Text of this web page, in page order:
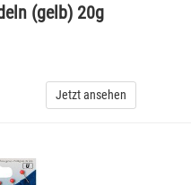
(gelb) 20g
Jetzt ansehen